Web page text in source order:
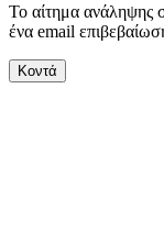
Το αίτημα ανάληψης
ένα email
Κοντά